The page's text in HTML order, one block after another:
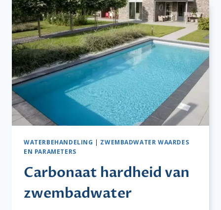
WATERBEHANDELING | ZWEMBADWATER WAARDES
EN PARAMETERS
Carbonaat hardheid van
zwembadwater